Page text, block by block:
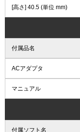
[高さ] 40.5 (単位 mm)
付属品名
ACアダプタ
マニュアル
付属ソフト名